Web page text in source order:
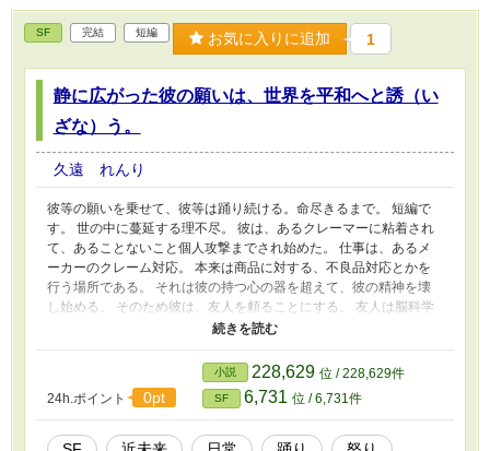
の中学校卒業程度認定試験を受けさせられた
り、色々と忙しい毎日。 だけど、力を知られ
て、当然許されることもなく…… 更新は基本
20時。 祝祭日は12時です。 この物語は、演
出として、飲酒や喫煙、禁止薬物の使用、魔法
の使用等、暴力行為等書かれていますが、法
力循環は、やり方を間違えると、とても危険で
す。 健康のために、我流では行わないように
しましょう。 あなたの健康を損なう恐れがあ
りますので使いすぎには注意しましょう。 ま
たこの物語はフィクションです。実在の人物や
団体、事件などとは関係ありません。
SF 完結 短編 お気に入りに追加 1
静に広がった彼の願いは、世界を平和へと誘（い
ざな）う。
久遠 れんり
彼等の願いを乗せて、彼等は踊り続ける。命尽きるまで。 短編で
す。 世の中に蔓延する理不尽。 彼は、あるクレーマーに粘着され
て、あることないこと個人攻撃までされ始めた。 仕事は、あるメ
ーカーのクレーム対応。 本来は商品に対する、不良品対応とかを
行う場所である。 それは彼の持つ心の器を超えて、彼の精神を壊
し始める。 そのため彼は、友人を頼ることにする。 友人は脳科学
者であり、脳と感情の研究を行っていた。 話を聞いて、今の世界
がおかしな方向へと向かっていることを、彼も危惧していた。 生
活の安定。 人間にとって、目立つ脅威がいなくなり、それが対人
のための抑止を無くさせている。 どうやってでも生活ができる。
多少文句を言っても聞いてくれる。 俺は悪くない。 そんな感情は
ドンドンとエスカレートをしていく。 それが、人類全体へと広が
っている今の世界。 そして彼等は、何とかしようと、あるウィル
24h.ポイント 0pt
小説 228,629 位 / 228,629件
SF 6,731 位 / 6,731件